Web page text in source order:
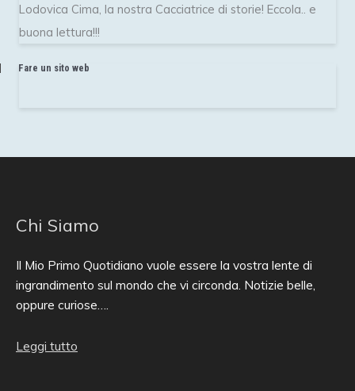
Lodovica Cima, la nostra Cacciatrice di storie! Eccola.. e
buona lettura!!!
Fare un sito web
Chi Siamo
Il Mio Primo Quotidiano vuole essere la vostra lente di
ingrandimento sul mondo che vi circonda. Notizie belle,
oppure curiose….
Leggi tutto